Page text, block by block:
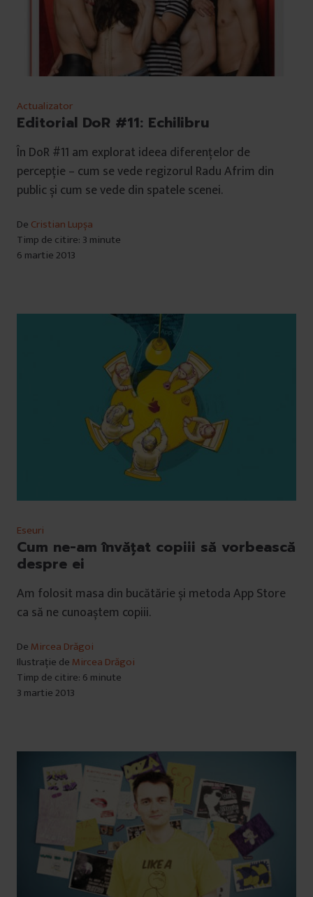
Actualizator
Editorial DoR #11: Echilibru
În DoR #11 am explorat ideea diferențelor de
percepție – cum se vede regizorul Radu Afrim din
public și cum se vede din spatele scenei.
De Cristian Lupșa
Timp de citire: 3 minute
6 martie 2013
Eseuri
Cum ne-am învățat copiii să vorbească
despre ei
Am folosit masa din bucătărie și metoda App Store
ca să ne cunoaștem copiii.
De Mircea Drăgoi
Ilustrație de Mircea Drăgoi
Timp de citire: 6 minute
3 martie 2013